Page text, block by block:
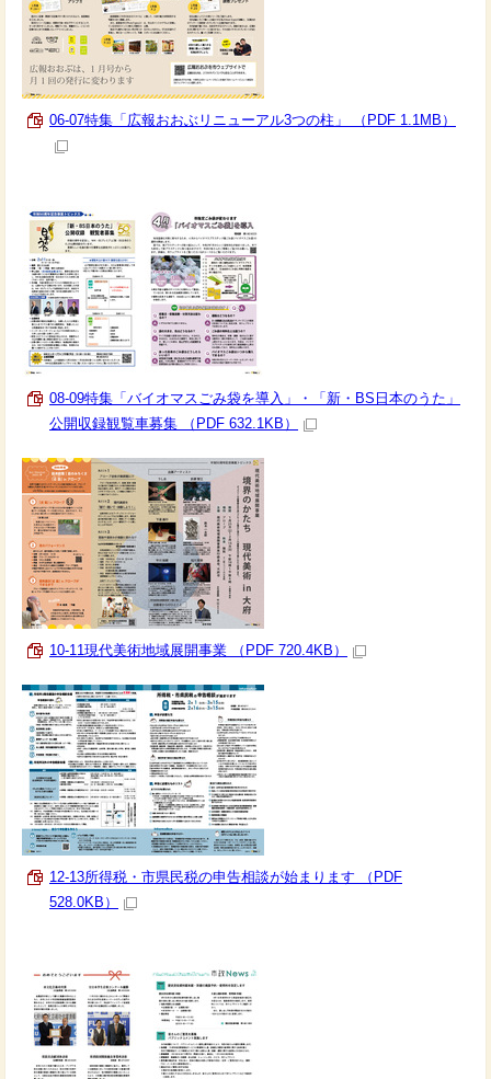
06-07特集「広報おおぶリニューアル3つの柱」 （PDF 1.1MB）
08-09特集「バイオマスごみ袋を導入」・「新・BS日本のうた」
公開収録観覧車募集 （PDF 632.1KB）
10-11現代美術地域展開事業 （PDF 720.4KB）
12-13所得税・市県民税の申告相談が始まります （PDF
528.0KB）